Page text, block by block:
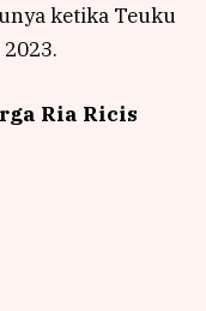
ketika Teuku
Ria Ricis